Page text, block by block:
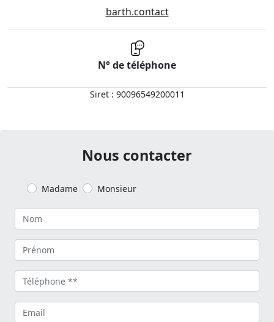
barth.contact
N° de téléphone
Siret : 90096549200011
Nous contacter
Madame Monsieur